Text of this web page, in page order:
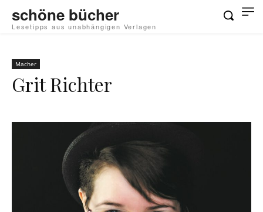
schöne bücher
Lesetipps aus unabhängigen Verlagen
Macher
Grit Richter